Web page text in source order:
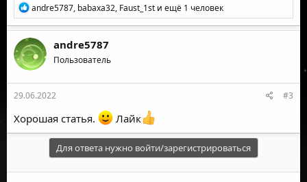
Р
е
а
к
ц
и
и
:
andre5787, babaxa32, Faust_1st и ещё 1 человек
andre5787
Пользователь
29.06.2022 #3
Хорошая статья. Лайк
Для ответа нужно войти/зарегистрироваться